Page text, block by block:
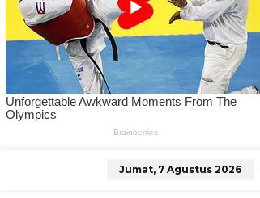
Jumat, 7 Agustus 2026